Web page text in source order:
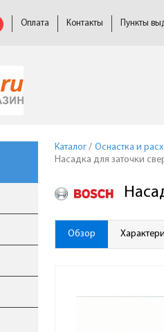
Оплата Контакты Пункты
Каталог / Оснастка и
Насадка для заточки
Обзор